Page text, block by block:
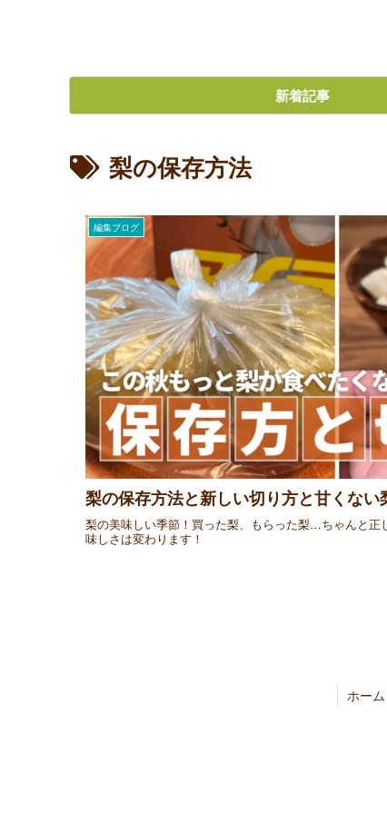
新着記事
梨の保存方法
編集ブログ
梨の保存方法と新しい切り方と甘くな
梨の美味しい季節！買った梨、もらった梨…ちゃんと正
味しさは変わります！
ホーム